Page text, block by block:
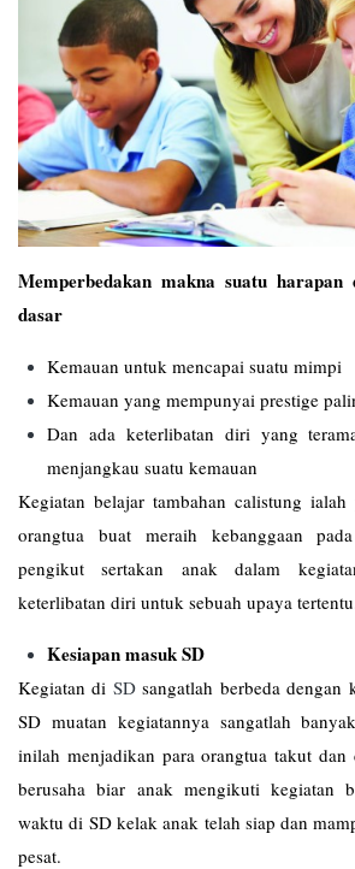
Memperbedakan makna suatu
dasar
Kemauan untuk mencapai suatu mimpi
Kemauan yang mempunyai prestige
Dan ada keterlibatan diri yang
menjangkau suatu kemauan
Kegiatan belajar tambahan calistung ialah
orangtua buat meraih kebanggaan
pengikut sertakan anak dalam
keterlibatan diri untuk sebuah upaya
Kesiapan masuk SD
Kegiatan di SDsangatlah berbeda dengan
SD muatan kegiatannya sangatlah
inilah menjadikan para orangtua takut dan
berusaha biar anak mengikuti kegiatan
waktu di SD kelak anak telah siap dan
pesat.